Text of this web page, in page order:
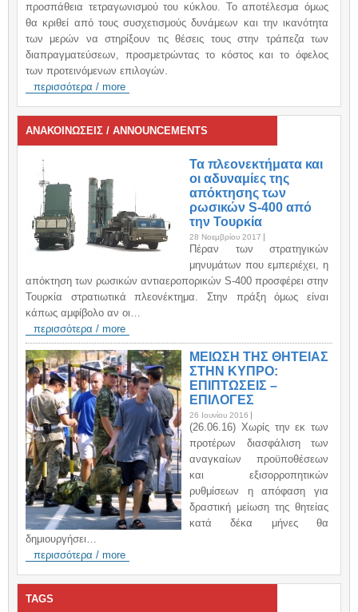
προσπάθεια τετραγωνισμού του κύκλου. Το αποτέλεσμα όμως
θα κριθεί από τους συσχετισμούς δυνάμεων και την ικανότητα
των μερών να στηρίξουν τις θέσεις τους στην τράπεζα των
διαπραγματεύσεων, προσμετρώντας το κόστος και το όφελος
των προτεινόμενων επιλογών.
περισσότερα / more
ΑΝΑΚΟΙΝΩΣΕΙΣ / ANNOUNCEMENTS
Τα πλεονεκτήματα και
οι αδυναμίες της
απόκτησης των
ρωσικών S-400 από
την Τουρκία
28 Νοεμβρίου 2017
Πέραν των στρατηγικών
μηνυμάτων που εμπεριέχει, η
απόκτηση των ρωσικών αντιαεροπορικών S-400 προσφέρει στην
Τουρκία στρατιωτικά πλεονέκτημα. Στην πράξη όμως είναι
κάπως αμφίβολο αν οι…
περισσότερα / more
ΜΕΙΩΣΗ ΤΗΣ ΘΗΤΕΙΑΣ
ΣΤΗΝ ΚΥΠΡΟ:
ΕΠΙΠΤΩΣΕΙΣ –
ΕΠΙΛΟΓΕΣ
26 Ιουνίου 2016
(26.06.16) Χωρίς την εκ των
προτέρων διασφάλιση των
αναγκαίων προϋποθέσεων
και εξισορροπητικών
ρυθμίσεων η απόφαση για
δραστική μείωση της θητείας
κατά δέκα μήνες θα
δημιουργήσει…
περισσότερα / more
TAGS